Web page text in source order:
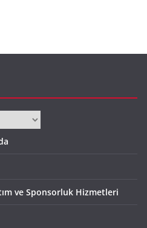
ve Sponsorluk Hizmetleri